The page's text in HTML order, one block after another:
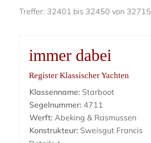
Treffer: 32401 bis 32450 von 32715
immer dabei
Register Klassischer Yachten
Klassenname: Starboot
Segelnummer: 4711
Werft: Abeking & Rasmussen
Konstrukteur: Sweisgut Francis